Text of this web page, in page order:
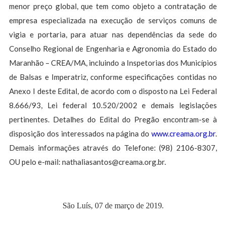
menor preço global, que tem como objeto a contratação de
empresa especializada na execução de serviços comuns de
vigia e portaria, para atuar nas dependências da sede do
Conselho Regional de Engenharia e Agronomia do Estado do
Maranhão – CREA/MA, incluindo a Inspetorias dos Municípios
de Balsas e Imperatriz, conforme especificações contidas no
Anexo I deste Edital, de acordo com o disposto na Lei Federal
8.666/93, Lei federal 10.520/2002 e demais legislações
pertinentes. Detalhes do Edital do Pregão encontram-se à
disposição dos interessados na página dowww.creama.org.br.
Demais informações através do Telefone: (98) 2106-8307,
OU pelo e-mail: nathaliasantos@creama.org.br.
São Luís, 07 de março de 2019.